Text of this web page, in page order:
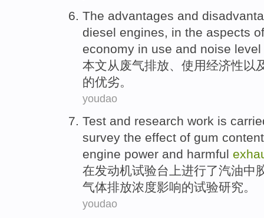
The advantages and
diesel engines, in the aspects
economy in use and noise level
本文从 废气排放、 使用经济性以
的优劣。
youdao
Test and research work is
survey the effect of gum content
engine power and harmful
在发动机试验台上进行了汽油中
气体排放浓度影响的试验研究。
youdao